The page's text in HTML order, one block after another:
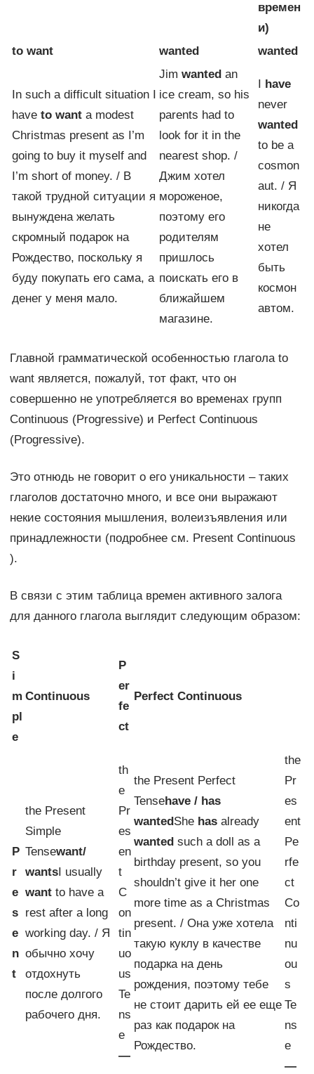
времен
и)
to want wanted wanted
In such a difficult situation I
have to wanta modest
Christmas present as I’m
going to buy it myself and
I’m short of money. / В
такой трудной ситуации я
вынуждена желать
скромный подарок на
Рождество, поскольку я
буду покупать его сама, а
денег у меня мало.
Jim wanted an
ice cream, so his
parents had to
look for it in the
nearest shop. /
Джим хотел
мороженое,
поэтому его
родителям
пришлось
поискать его в
ближайшем
магазине.
have
never
wanted
to be a
cosmon
aut. / Я
никогда
не
хотел
быть
космон
автом.
Главной грамматической особенностью глагола to
want является, пожалуй, тот факт, что он
совершенно не употребляется во временах групп
Continuous (Progressive) и Perfect Continuous
(Progressive).
Это отнюдь не говорит о его уникальности – таких
глаголов достаточно много, и все они выражают
некие состояния мышления, волеизъявления или
принадлежности (подробнее см. Present Continuous
).
В связи с этим таблица времен активного залога
для данного глагола выглядит следующим образом:
S
i
m
pl
e
Continuous
P
er
fe
ct
Perfect Continuous
P
r
e
s
e
n
t
the Present
Simple
Tensewant/
wantsI usually
wantto have a
rest after a long
working day. / Я
обычно хочу
отдохнуть
после долгого
рабочего дня.
th
e
Pr
es
en
t
C
on
tin
uo
us
Te
ns
e
—
the Present Perfect
Tensehave / has
wanted She hasalready
wanted such a doll as a
birthday present, so you
shouldn’t give it her one
more time as a Christmas
present. / Она уже хотела
такую куклу в качестве
подарка на день
рождения, поэтому тебе
не стоит дарить ей ее еще
раз как подарок на
Рождество.
the
Pr
es
ent
Pe
rfe
ct
Co
nti
nu
ou
s
Te
ns
e
—